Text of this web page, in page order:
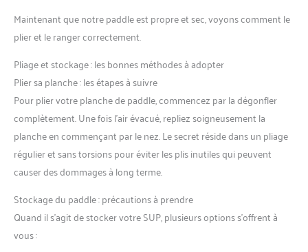
Maintenant que notre paddle est propre et sec, voyons comment le
plier et le ranger correctement.
Pliage et stockage : les bonnes méthodes à adopter
Plier sa planche : les étapes à suivre
Pour plier votre planche de paddle, commencez par la dégonfler
complètement. Une fois l’air évacué, repliez soigneusement la
planche en commençant par le nez. Le secret réside dans un pliage
régulier et sans torsions pour éviter les plis inutiles qui peuvent
causer des dommages à long terme.
Stockage du paddle : précautions à prendre
Quand il s’agit de stocker votre SUP, plusieurs options s’offrent à
vous :